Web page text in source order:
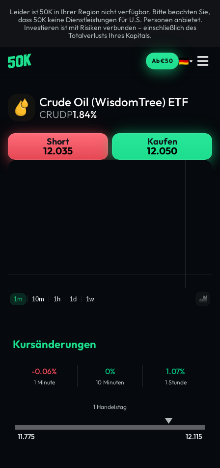
Leider ist 50K in Ihrer Region nicht verfügbar. Bitte beachten Sie,
dass 50K keine Dienstleistungen für U.S. Personen anbietet.
Investieren ist mit Risiken verbunden – einschließlich des
Totalverlusts Ihres Kapitals.
Ab €50
Crude Oil (WisdomTree) ETF
CRUDP1.84%
Short
12.035
Kaufen
12.050
Kursänderungen
-0.06%
1 Minute
0%
10 Minuten
1.07%
1 Stunde
1 Handelstag
11.775 12.115